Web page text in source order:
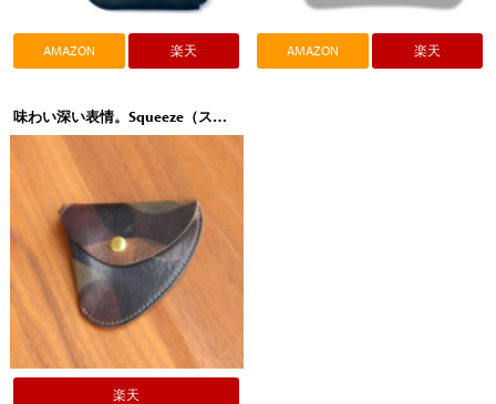
AMAZON 楽天 AMAZON 楽天
味わい深い表情。Squeeze（スクイーズ）コインケース 迷彩 カーキ
楽天